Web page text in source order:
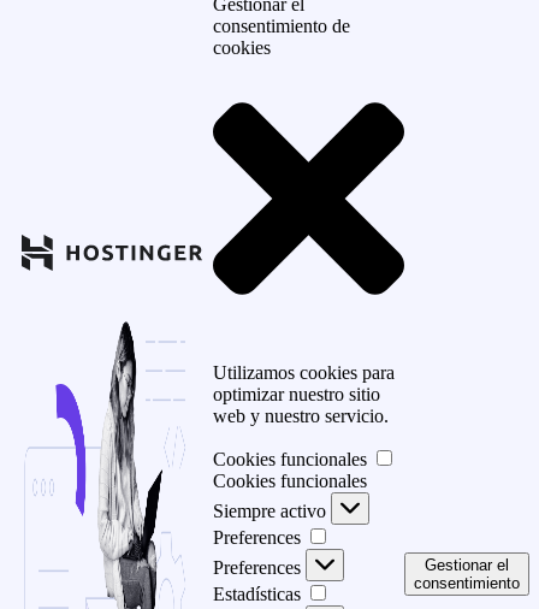
Gestionar el
consentimiento de
cookies
Utilizamos cookies para
optimizar nuestro sitio
web y nuestro servicio.
Cookies funcionales
Cookies funcionales
Siempre activo
Preferences
Preferences
Estadísticas
Gestionar el
consentimiento